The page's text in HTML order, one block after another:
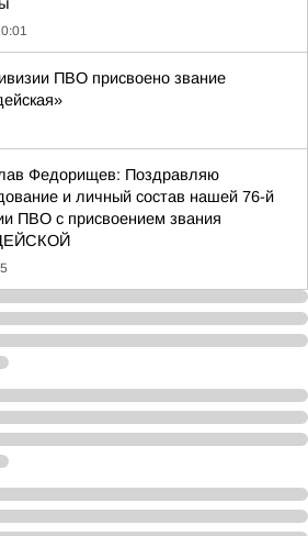
ПВО присвоено звание
Федорищев: Поздравляю
и личный состав нашей 76-й
ПВО с присвоением звания